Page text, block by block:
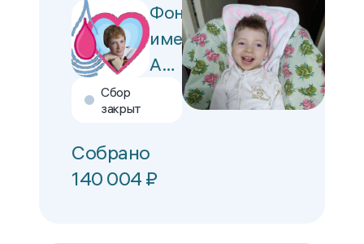
Фонд
имени
Алёны
Петровой
Сбор
закрыт
Собрано
140 004 ₽